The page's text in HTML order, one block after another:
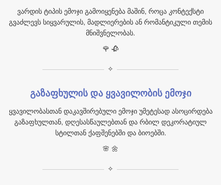
ვარდის ტიპის ემოჯი გამოიყენება მაშინ, როცა კონტექსტი
გვაძლევს სიყვარულის, მადლიერების ან რომანტიკული თემის
მნიშვნელობას.
🌹 🥀
✧
გაზაფხულის და ყვავილობის ემოჯი
ყვავილობასთან დაკავშირებული ემოჯი უმეტესად ასოცირდება
გაზაფხულთან, დღესასწაულებთან და რბილ დეკორატიულ
სტილთან ქაფშენებში და ბიოებში.
🌸 🌼
✧